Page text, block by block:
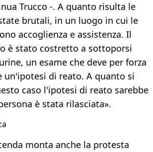
Trucco -. A quanto risulta le
brutali, in un luogo in cui le
accoglienza e assistenza. Il
è stato costretto a sottoporsi
un esame che deve per forza
un'ipotesi di reato. A quanto si
caso l'ipotesi di reato sarebbe
è stata rilasciata».
monta anche la protesta